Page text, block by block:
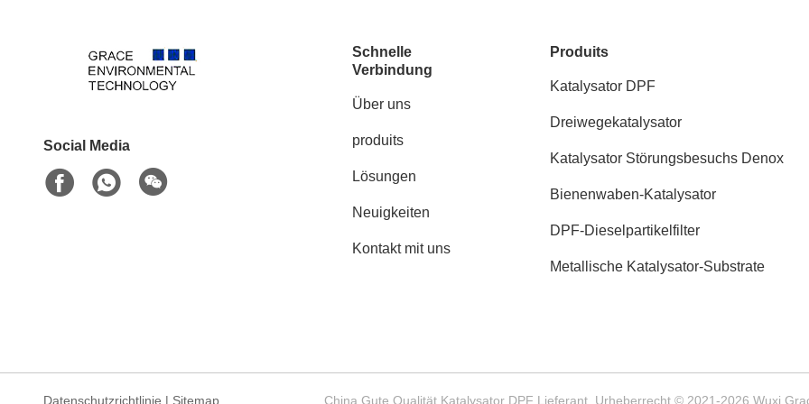
Social Media
Schnelle
Verbindung
Über uns
produits
Lösungen
Neuigkeiten
Kontakt mit uns
Produits
Katalysator DPF
Dreiwegekatalysator
Katalysator Störungsbesuchs Denox
Bienenwaben-Katalysator
DPF-Dieselpartikelfilter
Metallische Katalysator-Substrate
Datenschutzrichtlinie | Sitemap China Gute Qualität Katalysator DPF Lieferant. Urheberrecht © 2021-2026 Wuxi